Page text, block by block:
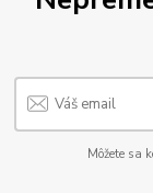
Môžete sa